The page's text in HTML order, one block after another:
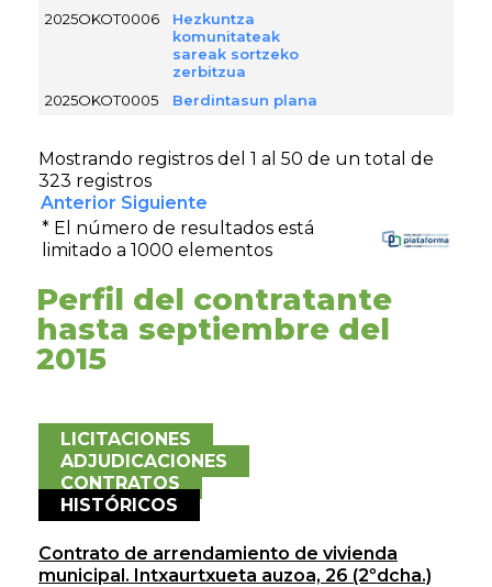
2025OKOT0006
Hezkuntza
komunitateak
sareak sortzeko
zerbitzua
2025OKOT0005
Berdintasun plana
Mostrando registros del 1 al 50 de un total de
323 registros
Anterior Siguiente
* El número de resultados está
limitado a 1000 elementos
Perfil del contratante
hasta septiembre del
2015
LICITACIONES
ADJUDICACIONES
CONTRATOS
HISTÓRICOS
Contrato de arrendamiento de vivienda
municipal. Intxaurtxueta auzoa, 26 (2ºdcha.)